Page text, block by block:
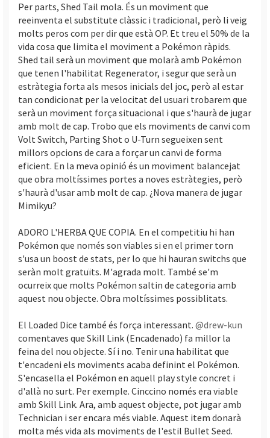
Per parts, Shed Tail mola. És un moviment que
reeinventa el substitute clàssic i tradicional, però li veig
molts peros com per dir que està OP. Et treu el 50% de la
vida cosa que limita el moviment a Pokémon ràpids.
Shed tail serà un moviment que molarà amb Pokémon
que tenen l'habilitat Regenerator, i segur que serà un
estràtegia forta als mesos inicials del joc, però al estar
tan condicionat per la velocitat del usuari trobarem que
serà un moviment força situacional i que s'haurà de jugar
amb molt de cap. Trobo que els moviments de canvi com
Volt Switch, Parting Shot o U-Turn segueixen sent
millors opcions de cara a forçar un canvi de forma
eficient. En la meva opinió és un moviment balancejat
que obra moltíssimes portes a noves estràtegies, però
s'haurà d'usar amb molt de cap. ¿Nova manera de jugar
Mimikyu?
ADORO L'HERBA QUE COPIA. En el competitiu hi han
Pokémon que només son viables si en el primer torn
s'usa un boost de stats, per lo que hi hauran switchs que
seràn molt gratuïts. M'agrada molt. També se'm
ocurreix que molts Pokémon saltin de categoria amb
aquest nou objecte. Obra moltíssimes possiblitats.
El Loaded Dice també és força interessant. @drew-kun
comentaves que Skill Link (Encadenado) fa millor la
feina del nou objecte. Sí i no. Tenir una habilitat que
t'encadeni els moviments acaba definint el Pokémon.
S'encasella el Pokémon en aquell play style concret i
d'allà no surt. Per exemple. Cinccino només era viable
amb Skill Link. Ara, amb aquest objecte, pot jugar amb
Technician i ser encara més viable. Aquest item donarà
molta més vida als moviments de l'estil Bullet Seed.